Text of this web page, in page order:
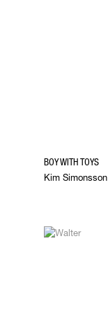
BOY WITH TOYS
Kim Simonsson